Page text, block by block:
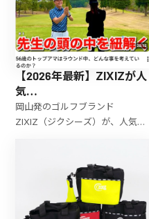
ーのハーフパンツです。特に
2026年のトレンドでは、シンプ
ルで機能性の高いアイテムをベ
ー
【2026年最新】ZIXIZが人
気
YouTube「RotoGOLF」
に登場！着用ウェア＆特別
岡山発のゴルフブランド
ZIXIZ（ジクシーズ）が、人気ゴ
用された高機能ストレッチパン
ツや新作ウェアの紹介に加え、
出演を記念した期間限定の特別
価格キャンペーン情報を掲載し